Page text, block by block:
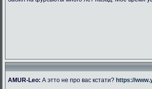
AMUR-Leo: А этто не про вас кстати? https://